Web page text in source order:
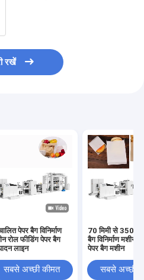
रखें
पेपर बैग विनिर्माण
रोल फीडिंग पेपर बैग
लाइन
सबसे अच्छी कीमत
70 मिमी से 350
बैग विनिर्माण मशीन
पेपर बैग मशीन
सबसे अच्छी